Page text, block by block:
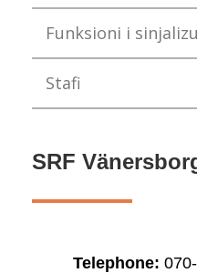
Funksioni i
Stafi
SRF
Telephone: